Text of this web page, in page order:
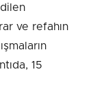
ve refahın
15